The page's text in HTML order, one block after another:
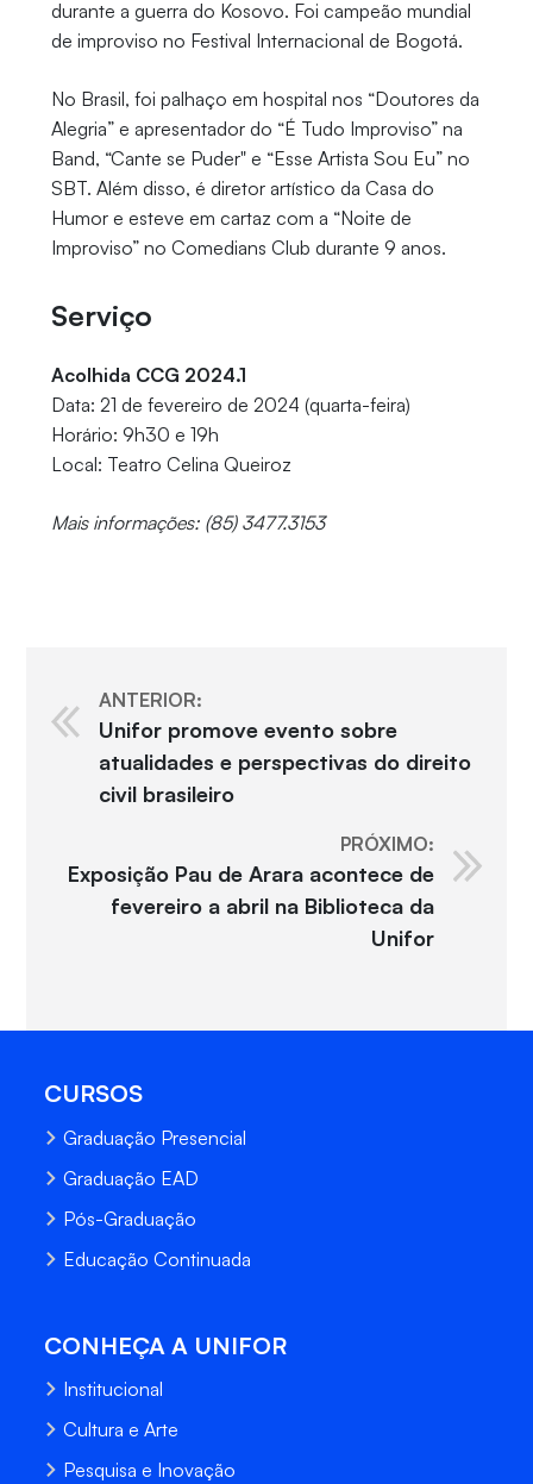
durante a guerra do Kosovo. Foi campeão mundial
de improviso no Festival Internacional de Bogotá.
No Brasil, foi palhaço em hospital nos “Doutores da
Alegria” e apresentador do “É Tudo Improviso” na
Band, “Cante se Puder" e “Esse Artista Sou Eu” no
SBT. Além disso, é diretor artístico da Casa do
Humor e esteve em cartaz com a “Noite de
Improviso” no Comedians Club durante 9 anos.
Serviço
Acolhida CCG 2024.1
Data: 21 de fevereiro de 2024 (quarta-feira)
Horário: 9h30 e 19h
Local: Teatro Celina Queiroz
Mais informações: (85) 3477.3153
ANTERIOR:
Unifor promove evento sobre
atualidades e perspectivas do direito
civil brasileiro
PRÓXIMO:
Exposição Pau de Arara acontece de
fevereiro a abril na Biblioteca da
Unifor
CURSOS
Graduação Presencial
Graduação EAD
Pós-Graduação
Educação Continuada
CONHEÇA A UNIFOR
Institucional
Cultura e Arte
Pesquisa e Inovação